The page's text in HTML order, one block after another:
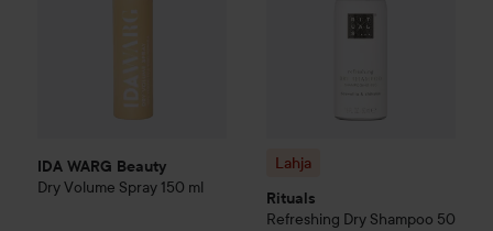
IDA WARG Beauty
Dry Volume Spray 150 ml
Lahja
Rituals
Refreshing Dry Shampoo 50